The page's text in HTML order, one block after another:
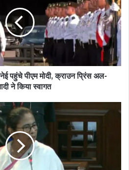
पहुंचे पीएम मोदी, क्राउन प्रिंस अल-
ने किया स्वागत